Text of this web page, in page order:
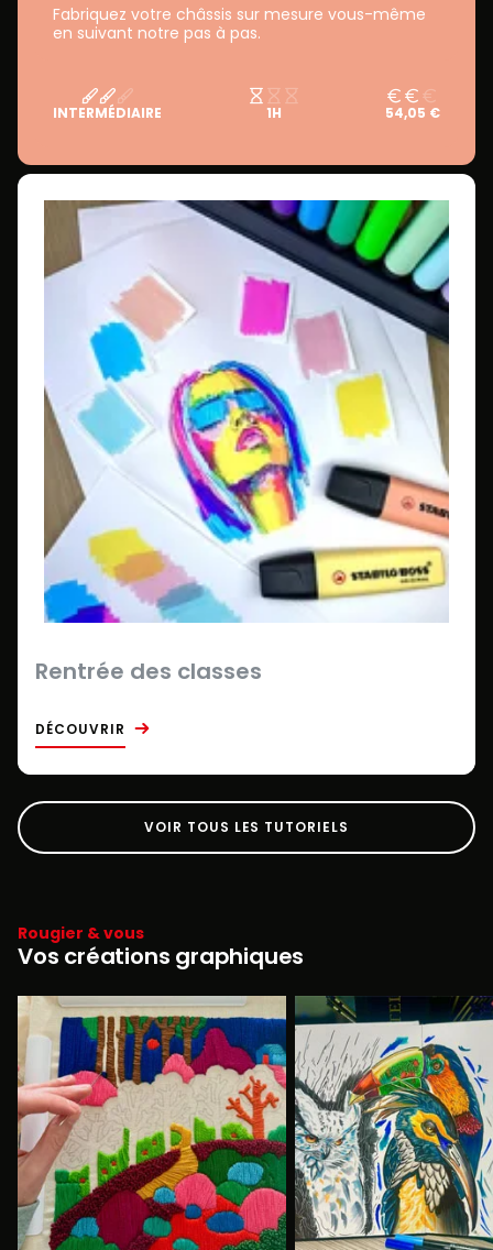
Fabriquez votre châssis sur mesure vous-même
en suivant notre pas à pas.
INTERMÉDIAIRE 1H 54,05 €
Rentrée des classes
DÉCOUVRIR
VOIR TOUS LES TUTORIELS
Rougier & vous
Vos créations graphiques